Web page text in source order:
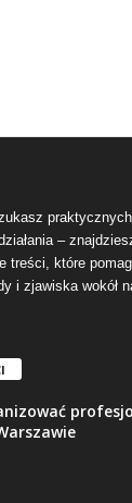
–
treści, które
i zjawiska wokół